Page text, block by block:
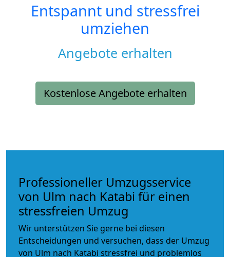
Entspannt und stressfrei
umziehen
Angebote erhalten
Kostenlose Angebote erhalten
Professioneller Umzugsservice
von Ulm nach Katabi für einen
stressfreien Umzug
Wir unterstützen Sie gerne bei diesen
Entscheidungen und versuchen, dass der Umzug
von Ulm nach Katabi stressfrei und problemlos